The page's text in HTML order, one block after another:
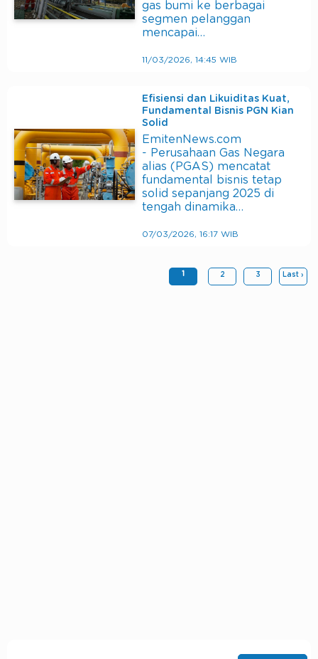
gas bumi ke berbagai
segmen pelanggan
mencapai…
11/03/2026, 14:45 WIB
Efisiensi dan Likuiditas Kuat,
Fundamental Bisnis PGN Kian
Solid
EmitenNews.com
- Perusahaan Gas Negara
alias (PGAS) mencatat
fundamental bisnis tetap
solid sepanjang 2025 di
tengah dinamika…
07/03/2026, 16:17 WIB
1 2 3 Last ›